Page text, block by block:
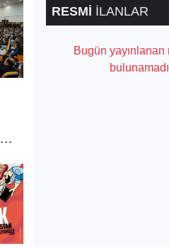
RESMİ İLANLAR
Bugün yayınlanan